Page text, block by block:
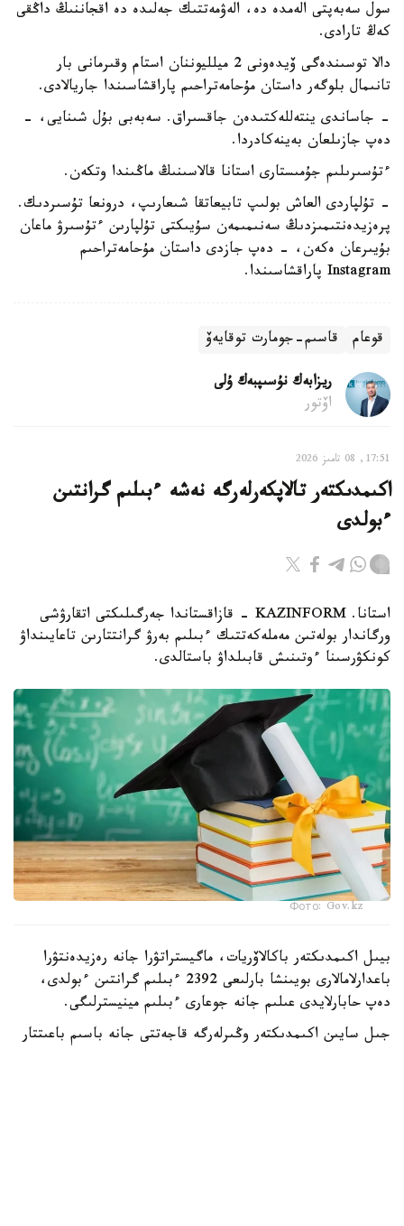
سول سەبەپتى الەمدە دە، الەۋمەتتىك جەلىدە دە اقجاننىڭ داڭقى
كەڭ تارادى.
دالا توسىندەگى ۆيدەونى 2 ميلليوننان استام وقىرمانى بار
تانىمال بلوگەر داستان مۇحامەتراحىم پاراقشاسىندا جاريالادى.
- جاساندى ينتەللەكتىدەن جاقسىراق. سەبەبى بۇل شىنايى، -
دەپ جازىلعان بەينەكادردا.
ءتۇسىرىلىم جۇمىستارى استانا قالاسىنىڭ ماڭىندا وتكەن.
- تۇلپاردى العاش بولىپ تابيعاتقا شىعارىپ، درونعا تۇسىردىك.
پرەزيدەنتىمىزدىڭ سەنىمىمەن سۇيىكتى تۇلپارىن ءتۇسىرۋ ماعان
بۇيىرعان ەكەن، - دەپ جازدى داستان مۇحامەتراحىم
Instagram پاراقشاسىندا.
قوعام قاسىم-جومارت توقايەۆ
ريزابەك نۇسىپبەك ۇلى
اۆتور
17:51, 08 تامىز 2026
اكىمدىكتەر تالاپكەرلەرگە نەشە ءبىلىم گرانتىن
ءبولدى
استانا. KAZINFORM - قازاقستاندا جەرگىلىكتى اتقارۋشى
ورگاندار بولەتىن مەملەكەتتىك ءبىلىم بەرۋ گرانتتارىن تاعايىنداۋ
كونكۋرسىنا ءوتىنىش قابىلداۋ باستالدى.
Фото: Gov.kz
بيىل اكىمدىكتەر باكالاۆريات، ماگيستراتۋرا جانە رەزيدەنتۋرا
باعدارلامالارى بويىنشا بارلىعى 2392 ءبىلىم گرانتىن ءبولدى،
دەپ حابارلايدى عىلىم جانە جوعارى ءبىلىم مينيسترلىگى.
جىل سايىن اكىمدىكتەر وڭىرلەرگە قاجەتتى جانە باسىم باعىتتار